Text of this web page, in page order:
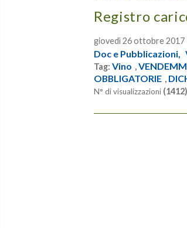
Registro
giovedì 26 ottobre 2017
Doc e Pubblicazioni,
Tag: Vino ,
OBBLIGATORIE ,
N° di visualizzazioni (1412)